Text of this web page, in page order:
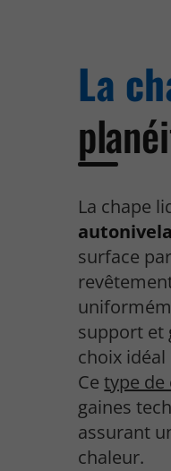
La
La chape
surface
support et
choix
Cetype de
gaines
assurant
chaleur.